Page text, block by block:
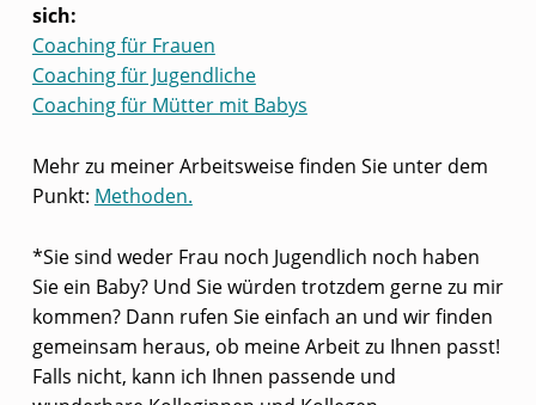
sich:
Coaching für Frauen
Coaching für Jugendliche
Coaching für Mütter mit Babys
Mehr zu meiner Arbeitsweise finden Sie unter dem
Punkt: Methoden.
*Sie sind weder Frau noch Jugendlich noch haben
Sie ein Baby? Und Sie würden trotzdem gerne zu mir
kommen? Dann rufen Sie einfach an und wir finden
gemeinsam heraus, ob meine Arbeit zu Ihnen passt!
Falls nicht, kann ich Ihnen passende und